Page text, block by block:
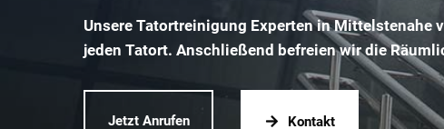
Unsere Tatortreinigung Experten in Mittelstenahe
jeden Tatort. Anschließend befreien wir die
Jetzt Anrufen Kontakt